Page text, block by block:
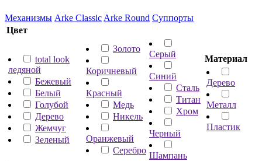
Механизмы Arke Classic Arke Round Суппорты
Цвет
total look
ледяной
Бежевый
Белый
Голубой
Дерево
Жемчуг
Зеленый
Золото
Коричневый
Красный
Медь
Никель
Оранжевый
Серебро
Серый
Синий
Сталь
Титан
Хром
Черный
Шампань
Материал
Дерево
Металл
Пластик